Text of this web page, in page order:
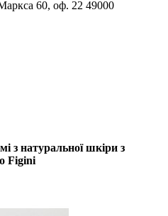
60, оф. 22 49000
з натуральної шкіри з
Figini